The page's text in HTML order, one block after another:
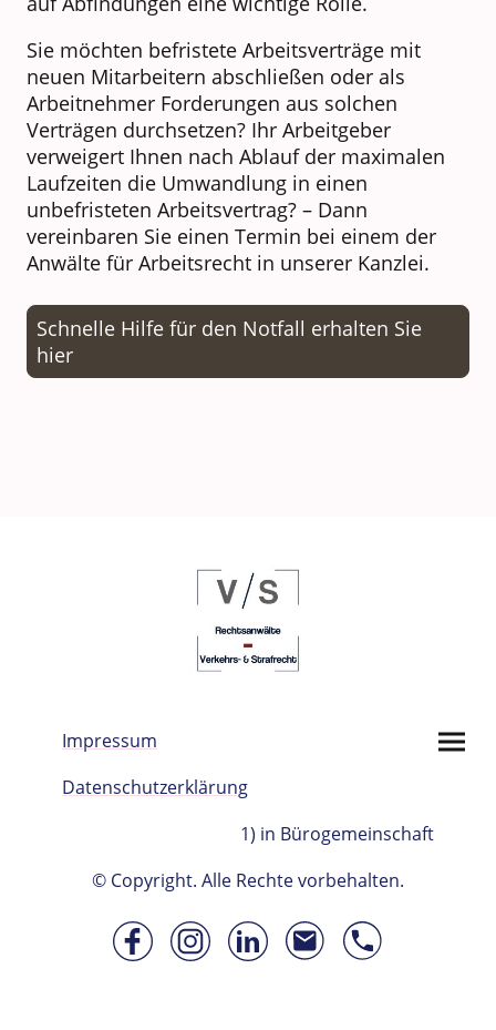
Sie möchten befristete Arbeitsverträge mit
neuen Mitarbeitern abschließen oder als
Arbeitnehmer Forderungen aus solchen
Verträgen durchsetzen? Ihr Arbeitgeber
verweigert Ihnen nach Ablauf der maximalen
Laufzeiten die Umwandlung in einen
unbefristeten Arbeitsvertrag? – Dann
vereinbaren Sie einen Termin bei einem der
Anwälte für Arbeitsrecht in unserer Kanzlei.
Schnelle Hilfe für den Notfall erhalten Sie
hier
Impressum
Datenschutzerklärung
1) in Bürogemeinschaft
© Copyright. Alle Rechte vorbehalten.